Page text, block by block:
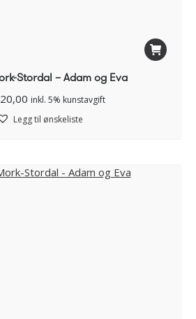
Stordal – Adam og Eva
inkl. 5% kunstavgift
Legg til ønskeliste